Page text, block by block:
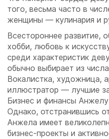
того, весьма часто в
женщины — кулинария и
Всестороннее развитие,
хобби, любовь к
среди характеристик
обычно выбирает из
Вокалистка, художница,
иллюстратор — лучшие
Бизнес и финансы
Однако, отстранившись
Анжела имеет
бизнес-проекты и